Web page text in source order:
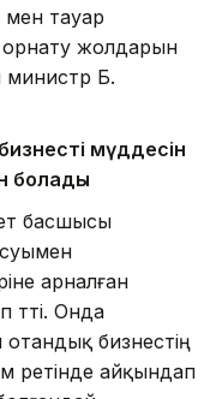
мен тауар
орнату жолдарын
министр Б.
мүддесін
болады
басшысы
арналған
өтті. Онда
бизнестің
ретінде айқындап